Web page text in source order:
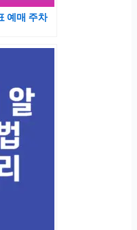
예매 주차